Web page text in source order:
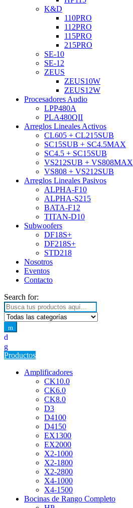
K&D
110PRO
112PRO
115PRO
215PRO
SE-10
SE-12
ZEUS
ZEUS10W
ZEUS12W
Procesadores Audio
LPP480A
PLA480QII
Arreglos Lineales Activos
CL605 + CL215SUB
SC15SUB + SC4.5MAX
SC4.5 + SC15SUB
VS212SUB + VS808MAX
VS808 + VS212SUB
Arreglos Lineales Pasivos
ALPHA-F10
ALPHA-S215
BATA-F12
TITAN-D10
Subwoofers
DF18S+
DF218S+
STD218
Nosotros
Eventos
Contacto
Search for:
Productos
Amplificadores
CK10.0
CK6.0
CK8.0
D3
D4100
D4150
EX1300
EX2000
X2-1000
X2-1800
X2-2800
X4-1000
X4-1500
Bocinas de Rango Completo